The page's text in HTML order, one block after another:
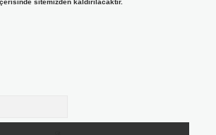
sitemizden kaldırılacaktır.